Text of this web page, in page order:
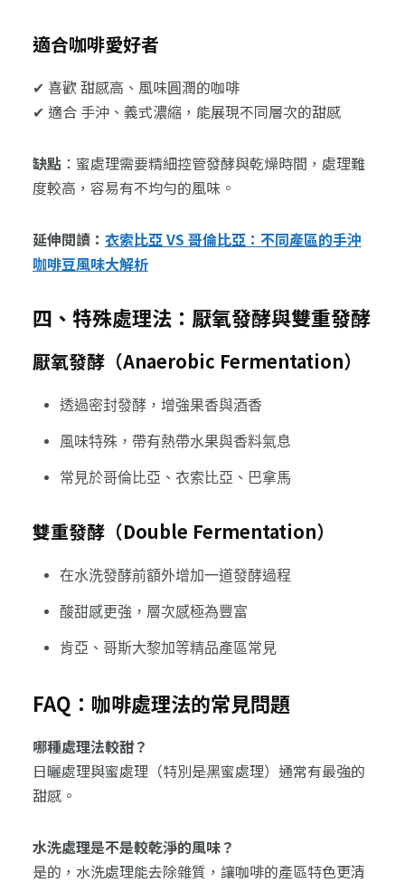
適合咖啡愛好者
✔ 喜歡 甜感高、風味圓潤的咖啡
✔ 適合 手沖、義式濃縮，能展現不同層次的甜感
缺點 ：蜜處理需要精細控管發酵與乾燥時間，處理難
度較高，容易有不均勻的風味。
延伸閱讀： 衣索比亞 VS 哥倫比亞：不同產區的手沖
咖啡豆風味大解析
四、特殊處理法：厭氧發酵與雙重發酵
厭氧發酵（Anaerobic Fermentation）
透過密封發酵，增強果香與酒香
風味特殊，帶有熱帶水果與香料氣息
常見於哥倫比亞、衣索比亞、巴拿馬
雙重發酵（Double Fermentation）
在水洗發酵前額外增加一道發酵過程
酸甜感更強，層次感極為豐富
肯亞、哥斯大黎加等精品產區常見
FAQ：咖啡處理法的常見問題
哪種處理法較甜？
日曬處理與蜜處理（特別是黑蜜處理）通常有最強的
甜感。
水洗處理是不是較乾淨的風味？
是的，水洗處理能去除雜質，讓咖啡的產區特色更清